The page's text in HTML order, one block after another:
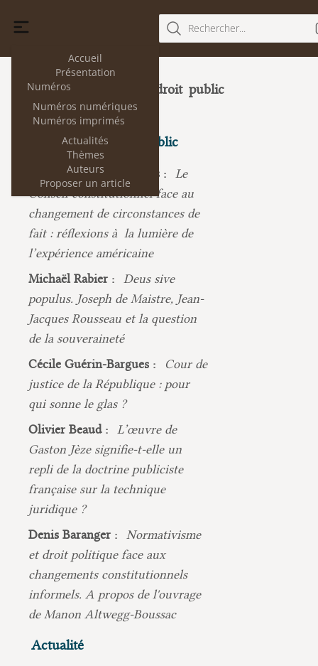
Accueil
Présentation
Numéros
Numéros numériques
Numéros imprimés
Actualités
Thèmes
Auteurs
Proposer un article
Rechercher...
Mutations du droit public
(décembre 2013)
Mutations du droit public
Apostolos Vlachogiannis :
Le
Conseil constitutionnel face au
changement de circonstances de
fait : réflexions à la lumière de
l’expérience américaine
Michaël Rabier :
Deus sive
populus. Joseph de Maistre, Jean-
Jacques Rousseau et la question
de la souveraineté
Cécile Guérin-Bargues :
Cour de
justice de la République : pour
qui sonne le glas ?
Olivier Beaud :
L’œuvre de
Gaston Jèze signifie-t-elle un
repli de la doctrine publiciste
française sur la technique
juridique ?
Denis Baranger :
Normativisme
et droit politique face aux
changements constitutionnels
informels. A propos de l'ouvrage
de Manon Altwegg-Boussac
Actualité